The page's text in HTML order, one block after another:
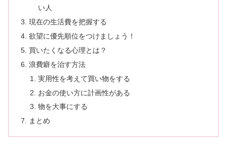
い人
現在の生活費を把握する
欲望に優先順位をつけましょう！
買いたくなる心理とは？
浪費癖を治す方法
実用性を考えて買い物をする
お金の使い方に計画性がある
物を大事にする
まとめ